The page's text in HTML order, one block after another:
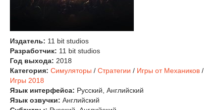
Издатель: 11 bit studios
Разработчик: 11 bit studios
Год выхода: 2018
Категория: Симуляторы / Стратегии / Игры от Механиков /
Игры 2018
Язык интерфейса: Русский, Английский
Язык озвучки: Английский